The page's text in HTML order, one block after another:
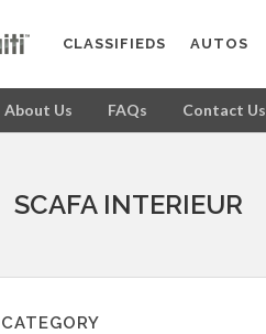
CLASSIFIEDS AUTOS
About Us FAQs Contact Us
SCAFA INTERIEUR